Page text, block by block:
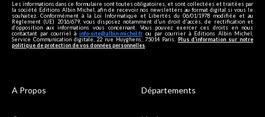
Les informations dans ce formulaire sont toutes obligatoires, et sont collectées et traitées par
la société Editions Albin Michel, afin de recevoir nos newsletters au format digital si vous le
souhaitez. Conformément à la Loi Informatique et Libertés du 06/01/1978 modifiée et au
Règlement (UE) 2016/679, vous disposez notamment d'un droit d'accès, de rectification et
d’opposition aux informations vous concernant. Vous pouvez exercer ces droits en nous
contactant par courriel à info-site@albin-michel.fr ou par courrier à Editions Albin Michel,
Service Communication digitale, 22 rue Huyghens, 75014 Paris. Plus d’information sur notre
politique de protection de vos données personnelles
A Propos Départements